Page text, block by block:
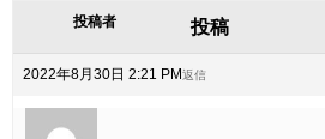
投稿者 投稿
2022年8月30日 2:21 PM返信